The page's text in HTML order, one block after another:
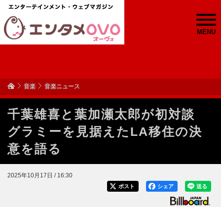
MENU
音楽 音楽ニュース
千葉雄喜と葉加瀬太郎が初対談
グラミーを見据えたLA移住の決
意を語る
2025年10月17日 / 16:30
送る
シェア
ポスト